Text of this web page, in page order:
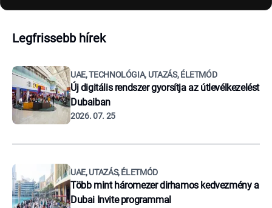
Legfrissebb hírek
UAE, TECHNOLÓGIA, UTAZÁS, ÉLETMÓD
Új digitális rendszer gyorsítja az útlevélkezelést
Dubaiban
2026. 07. 25
UAE, UTAZÁS, ÉLETMÓD
Több mint háromezer dirhamos kedvezmény a
Dubai Invite programmal